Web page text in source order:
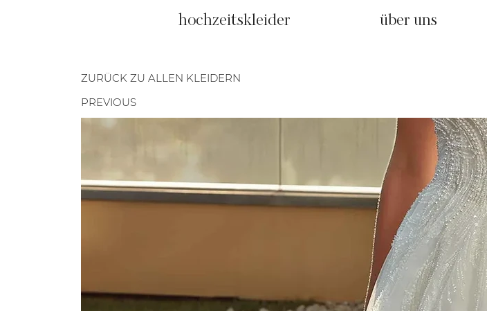
hochzeitskleider über uns
ZURÜCK ZU ALLEN KLEIDERN
PREVIOUS